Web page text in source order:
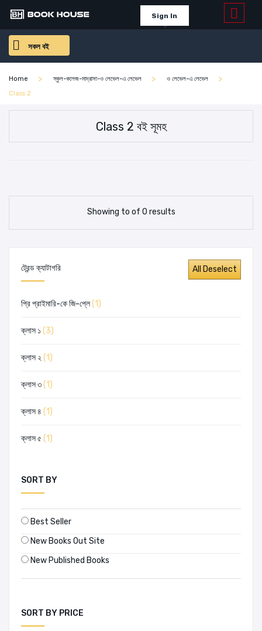
Sign In
সকল বই
Home স্কুল-কলেজ-মাদ্রাসা-ও লেভেল-এ লেভেল
ও লেভেল-এ লেভেল
Class 2
ট্রেন্ড ক্যাটাগরি
প্রি প্রাইমারি-কে জি-প্লে(1)
ক্লাস ১ (3)
ক্লাস ২ (1)
ক্লাস ৩(1)
ক্লাস ৪ (1)
ক্লাস ৫ (1)
SORT BY
Best Seller
New Books Out Site
New Published Books
SORT BY PRICE
Class 2 বই সূমহ
Showing to of 0 results